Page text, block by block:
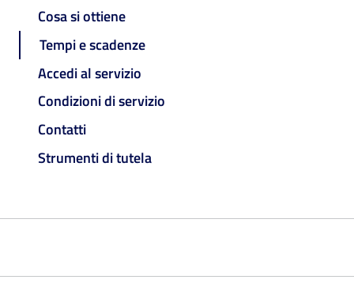
Cosa si ottiene
Tempi e scadenze
Accedi al servizio
Condizioni di servizio
Contatti
Strumenti di tutela